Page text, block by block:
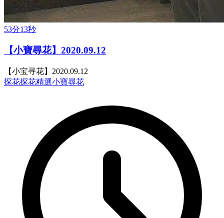
53分13秒
【小寶尋花】2020.09.12
【小宝寻花】2020.09.12
探花探花精選小寶尋花